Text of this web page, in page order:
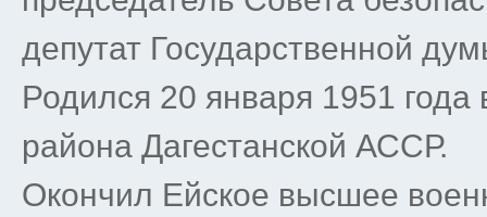
депутат Государственной
Родился 20 января 1951 года
района Дагестанской АССР.
Окончил Ейское высшее